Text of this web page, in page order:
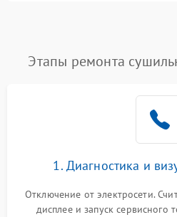
Этапы ремонта
1. Диагностика и
Отключение от электросети.
дисплее и запуск сервисного